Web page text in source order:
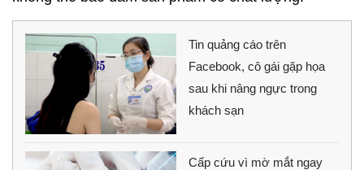
Tin quảng cáo trên
Facebook, cô gái gặp họa
sau khi nâng ngực trong
khách sạn
Cấp cứu vì mờ mắt ngay